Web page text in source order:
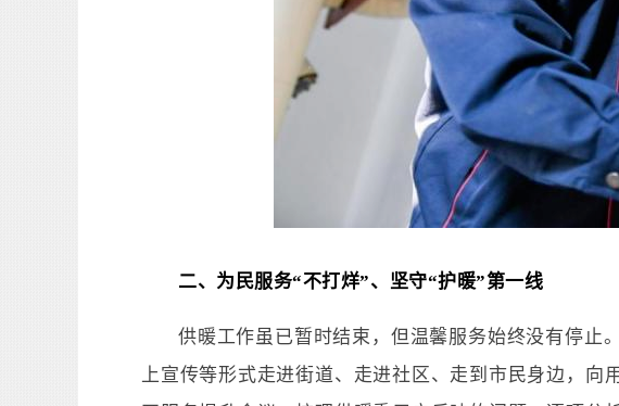
二、为民服务“不打烊”、坚守“护暖”第一线
供暖工作虽已暂时结束，但温馨服务始终没有停止
上宣传等形式走进街道、走进社区、走到市民身边，向